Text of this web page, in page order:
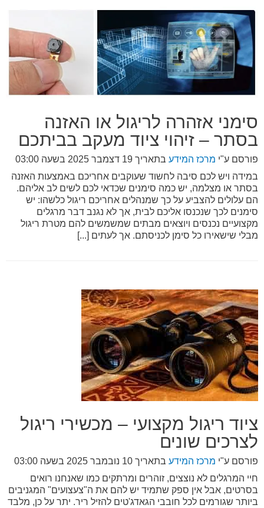
סימני אזהרה לריגול או האזנה
בסתר – זיהוי ציוד מעקב בביתכם
פורסם ע"י מרכז המידע בתאריך 19 דצמבר 2025 בשעה 03:00
במידה ויש לכם סיבה לחשוד שעוקבים אחריכם באמצעות האזנה
בסתר או מצלמה, יש כמה סימנים שכדאי לכם לשים לב אליהם.
הם עלולים להצביע על כך שמנהלים אחריכם ריגול כלשהו: יש
סימנים לכך שנכנסו אליכם לבית, אך לא נגנב דבר מרגלים
מקצועיים נכנסים ויוצאים מבתים שמשמשים להם מטרת ריגול
מבלי שישאירו כל סימן לכניסתם. אך לעתים [...]
ציוד ריגול מקצועי – מכשירי ריגול
לצרכים שונים
פורסם ע"י מרכז המידע בתאריך 10 נובמבר 2025 בשעה 03:00
חיי המרגלים לא נוצצים, זוהרים ומרתקים כמו שאנחנו רואים
בסרטים, אבל אין ספק שתמיד יש להם את ה"צעצועים" המגניבים
ביותר שגורמים לכל חובבי הגאדג'טים להזיל ריר. יתר על כן, מלבד